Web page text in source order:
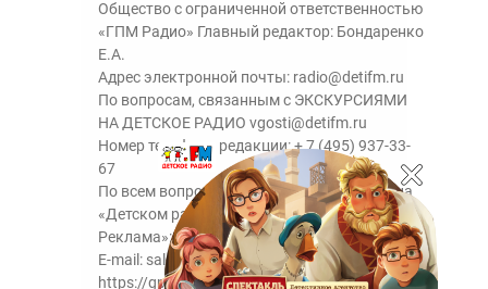
Общество с ограниченной ответственностью
«ГПМ Радио» Главный редактор: Бондаренко
Е.А.
Адрес электронной почты: radio@detifm.ru
По вопросам, связанным с ЭКСКУРСИЯМИ
НА ДЕТСКОЕ РАДИО vgosti@detifm.ru
Номер телефона редакции:+ 7 (495) 937-33-
67
По всем вопросам размещения рекламы на
«Детском радио» - сейлз-хаус «ГПМ
Реклама»:+7 (495) 921-40-41
E-mail: sales@gazprom-media.ru
https://gpmsaleshouse.ru/